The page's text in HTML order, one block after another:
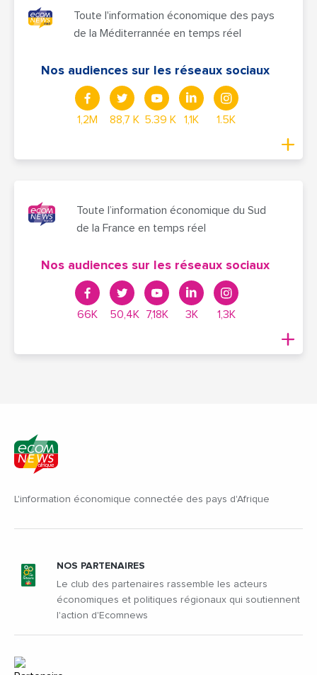
Toute l'information économique des pays
de la Méditerrannée en temps réel
Nos audiences sur les réseaux sociaux
1,2M 88,7 K 5.39 K 1,1K 1.5K
Toute l’information économique du Sud
de la France en temps réel
Nos audiences sur les réseaux sociaux
66K 50,4K 7,18K 3K 1,3K
L'information économique connectée des pays d'Afrique
NOS PARTENAIRES
Le club des partenaires rassemble les acteurs
économiques et politiques régionaux qui soutiennent
l'action d'Ecomnews